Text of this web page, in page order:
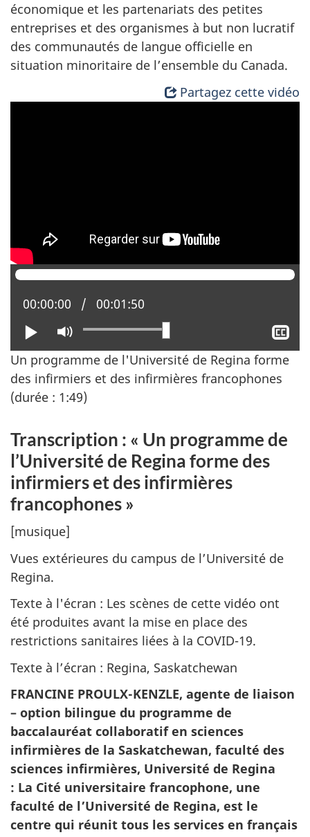
économique et les partenariats des petites
entreprises et des organismes à but non lucratif
des communautés de langue officielle en
situation minoritaire de l’ensemble du Canada.
Partagez cette vidéo
Lire
Activer
le
mode
muet
Position actuelle :
00:00:00 Temps total :
00:01:50
le
Un programme de l'Université de Regina forme
des infirmiers et des infirmières francophones
(durée : 1:49)
Transcription : « Un programme de
l’Université de Regina forme des
infirmiers et des infirmières
francophones »
[musique]
Vues extérieures du campus de l’Université de
Regina.
Texte à l'écran : Les scènes de cette vidéo ont
été produites avant la mise en place des
restrictions sanitaires liées à la COVID-19.
Texte à l’écran : Regina, Saskatchewan
FRANCINE PROULX-KENZLE, agente de liaison
– option bilingue du programme de
baccalauréat collaboratif en sciences
infirmières de la Saskatchewan, faculté des
sciences infirmières, Université de Regina
: La Cité universitaire francophone, une
faculté de l’Université de Regina, est le
centre qui réunit tous les services en français